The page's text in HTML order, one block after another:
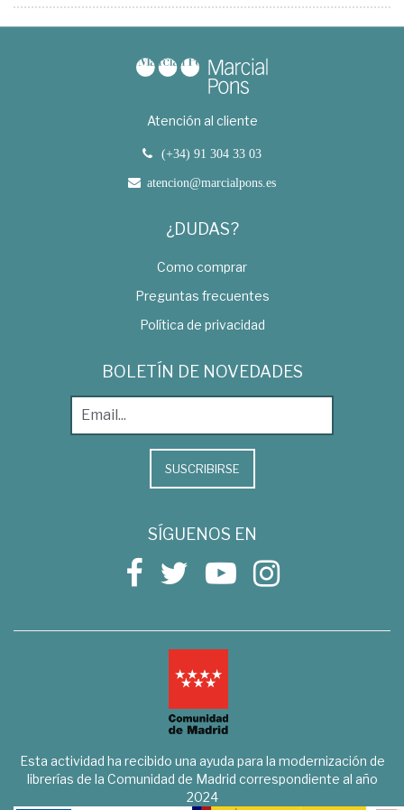
Atención al cliente
(+34) 91 304 33 03
atencion@marcialpons.es
¿DUDAS?
Como comprar
Preguntas frecuentes
Política de privacidad
BOLETÍN DE NOVEDADES
SUSCRIBIRSE
SÍGUENOS EN
Esta actividad ha recibido una ayuda para la modernización de
librerías de la Comunidad de Madrid correspondiente al año
2024